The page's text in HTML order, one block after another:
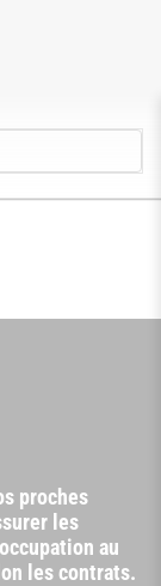
proches
les
au
les contrats.